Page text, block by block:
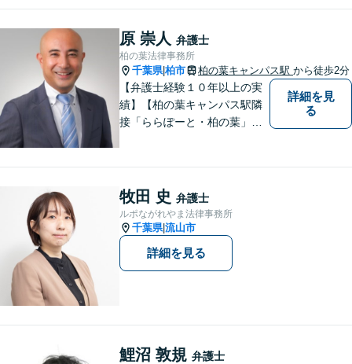
原 崇人 弁護士
柏の葉法律事務所
千葉県|柏市 柏の葉キャンパス駅 から徒歩2分
【弁護士経験１０年以上の実
績】【柏の葉キャンパス駅隣
接「ららぽーと・柏の葉」
詳細を見
る
牧田 史 弁護士
ルポながれやま法律事務所
千葉県|流山市
詳細を見る
鯉沼 敦規 弁護士